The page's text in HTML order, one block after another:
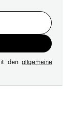
den allgemeine